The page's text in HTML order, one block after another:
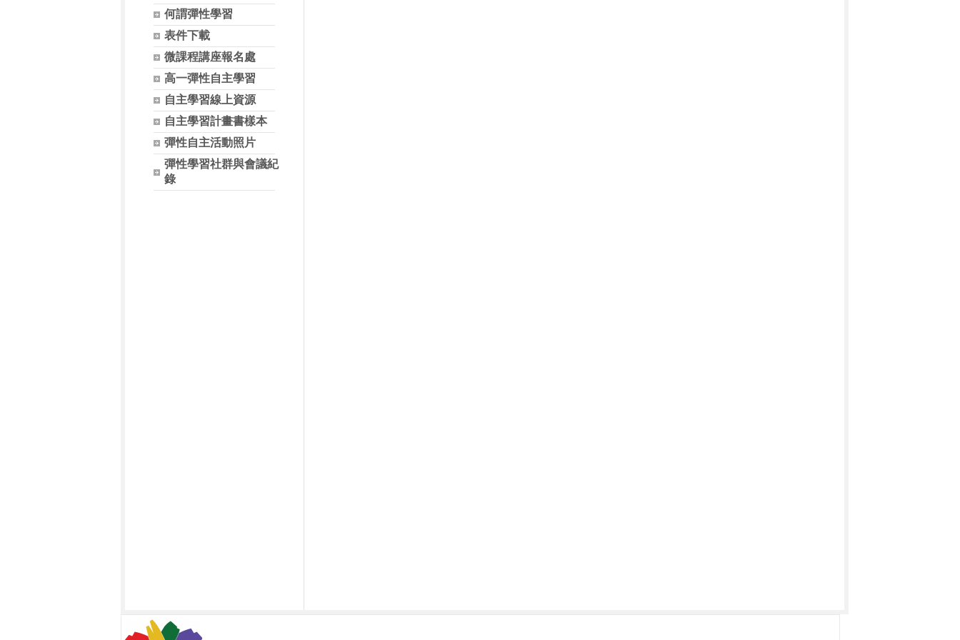
何謂彈性學習
表件下載
微課程講座報名處
高一彈性自主學習
自主學習線上資源
自主學習計畫書樣本
彈性自主活動照片
彈性學習社群與會議紀
錄